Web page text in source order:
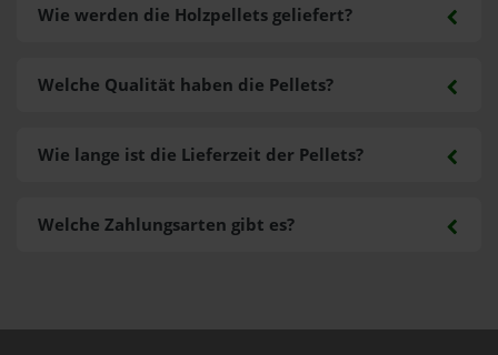
Wie werden die Holzpellets geliefert?
Welche Zahlungsarten gibt es?
Welche Qualität haben die Pellets?
Wie lange ist die Lieferzeit der Pellets?